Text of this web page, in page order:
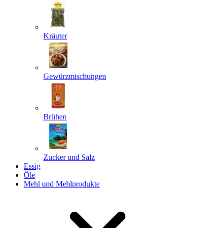
Kräuter
Gewürzmischungen
Brühen
Zucker und Salz
Essig
Öle
Mehl und Mehlprodukte